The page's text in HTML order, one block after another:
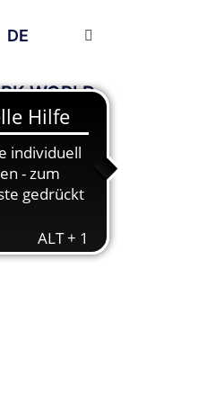
DE
BK WORLD